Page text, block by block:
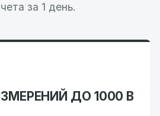
за 1 день.
ДО 1000 В